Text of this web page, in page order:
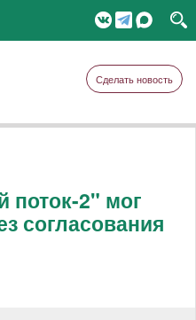
Сделать новость
поток-2" мог
согласования